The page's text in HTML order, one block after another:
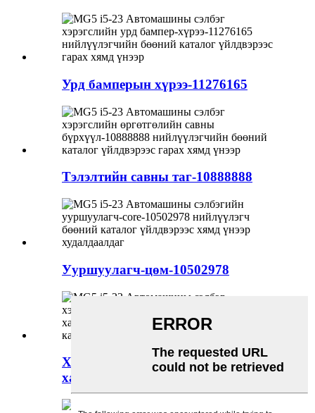
Урд бамперын хүрээ-11276165
Тэлэлтийн савны таг-10888888
Ууршуулагч-цөм-10502978
Хөдөлгүүр-Хөдөлгүүрийн
хаалт-10817198